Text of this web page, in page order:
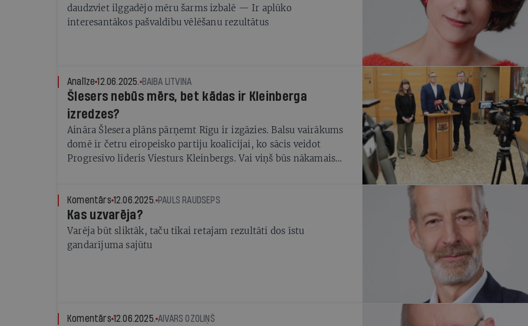
daudzviet ilggadējo mēru šarms izbalē — Ir aplūko
interesantākos pašvaldību vēlēšanu rezultātus
Analīze 12.06.2025. BAIBA LITVINA
Šlesers nebūs mērs, bet kādas ir Kleinberga
izredzes?
Aināra Šlesera plāns pārņemt Rīgu ir izgāzies. Balsu vairākums
domē ir četru eiropeisko partiju koalīcijai, ko sācis veidot
Progresīvo līderis Viesturs Kleinbergs. Vai viņš būs nākamais
Komentārs 12.06.2025. PAULS RAUDSEPS
Kas uzvarēja?
Varēja būt sliktāk, taču tikai retajam rezultāti dos īstu
gandarījuma sajūtu
Komentārs 12.06.2025. AIVARS OZOLIŅŠ